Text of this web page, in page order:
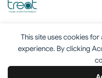
This site uses cookies
experience. By clicking
Tentang Redaksi